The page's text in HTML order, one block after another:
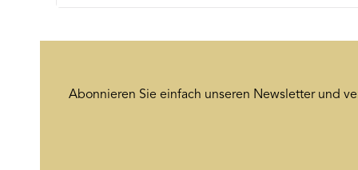
Abonnieren Sie einfach unseren Newsletter und